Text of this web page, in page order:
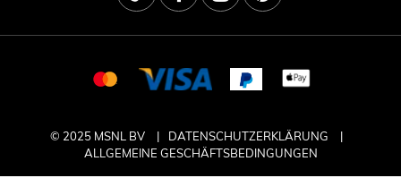
© 2025 MSNL BV
DATENSCHUTZERKLÄRUNG
ALLGEMEINE GESCHÄFTSBEDINGUNGEN